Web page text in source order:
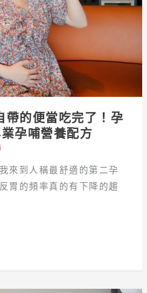
帶的便當吃完了！孕
孕哺營養配方
來到人稱最舒適的第二孕
胃的頻率真的有下降的趨